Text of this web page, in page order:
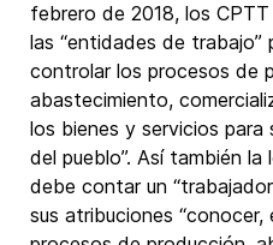
febrero de 2018, los
las “entidades de trabajo”
controlar los procesos de
abastecimiento,
los bienes y servicios
del pueblo”. Así también
debe contar un
sus atribuciones